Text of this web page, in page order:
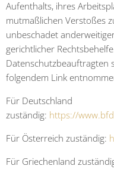
Aufenthalts, ihres
mutmaßlichen Verstoßes
unbeschadet
gerichtlicher
Datenschutzbeauftragten
folgendem Link
Für Deutschland
zuständig: https://
Für Österreich zuständig:
Für Griechenland